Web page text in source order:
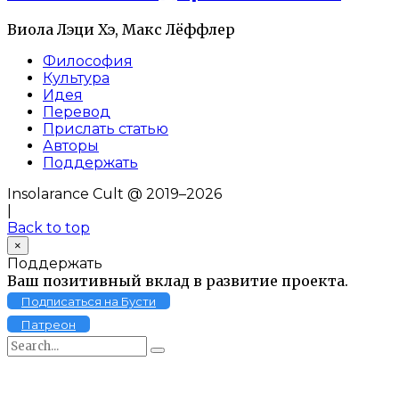
Виола Лэци Хэ, Макс Лёффлер
Философия
Культура
Идея
Перевод
Прислать статью
Авторы
Поддержать
Insolarance Cult @ 2019–2026
Back to top
×
Поддержать
Ваш позитивный вклад в развитие проекта.
Подписаться на Бусти
Патреон